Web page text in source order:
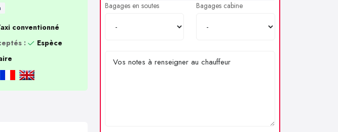
conventionné
:
Espèce
Bagages en soutes Bagages cabine